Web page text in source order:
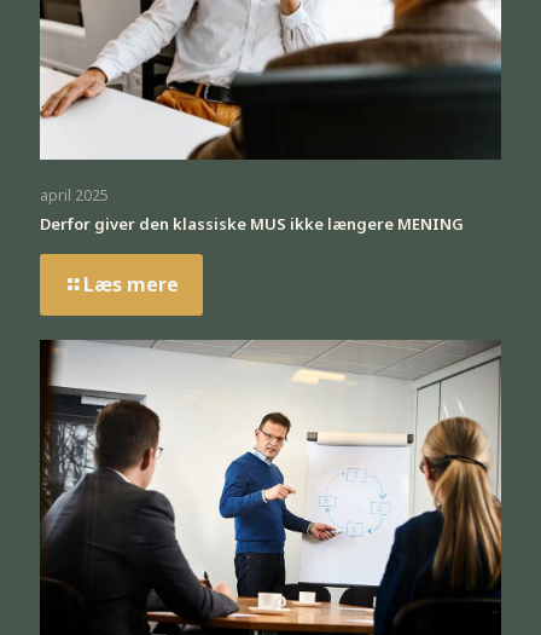
april 2025
Derfor giver den klassiske MUS ikke længere MENING
Læs mere